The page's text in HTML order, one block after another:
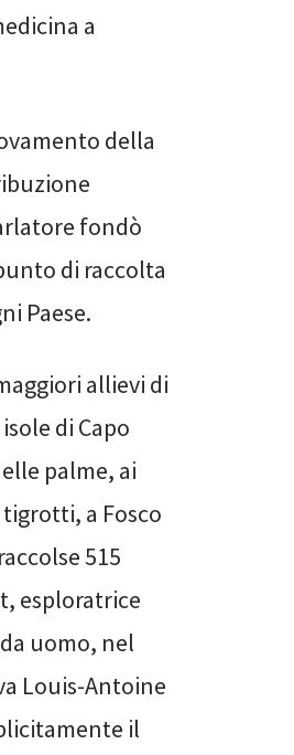
a
della
fondò
di raccolta
Paese.
allievi di
di Capo
palme, ai
a Fosco
raccolse 515
esploratrice
uomo, nel
Louis-Antoine
il